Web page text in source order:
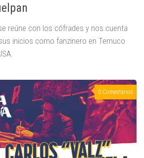
reúne con los cófrades y nos cuenta
inicios como fanzinero en Temuco
0 Comentarios